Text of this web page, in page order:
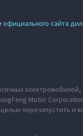
официального сайта
Motor
перезапустить и